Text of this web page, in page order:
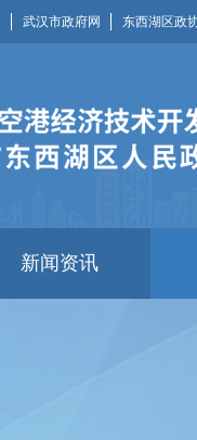
武汉市政府网 东西湖区政
新闻资讯